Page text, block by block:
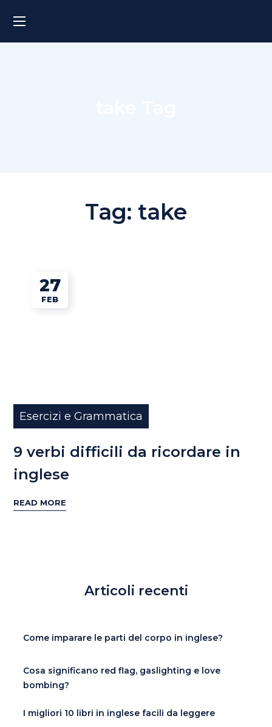
Tag: take
27
FEB
Esercizi e Grammatica
9 verbi difficili da ricordare in
inglese
READ MORE
Articoli recenti
Come imparare le parti del corpo in inglese?
Cosa significano red flag, gaslighting e love
bombing?
I migliori 10 libri in inglese facili da leggere